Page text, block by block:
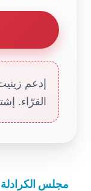
إدعم
القرّاء.
مجلس الكرادلة